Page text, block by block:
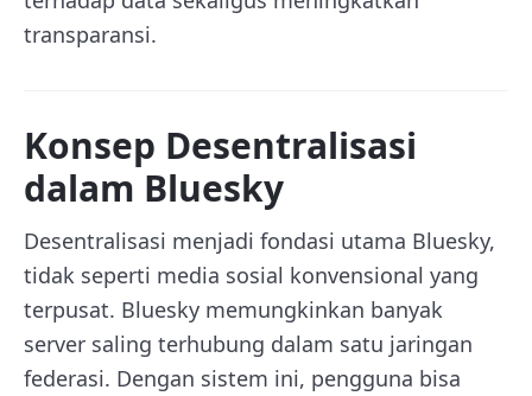
transparansi.
Konsep Desentralisasi
dalam Bluesky
Desentralisasi menjadi fondasi utama Bluesky,
tidak seperti media sosial konvensional yang
terpusat. Bluesky memungkinkan banyak
server saling terhubung dalam satu jaringan
federasi. Dengan sistem ini, pengguna bisa